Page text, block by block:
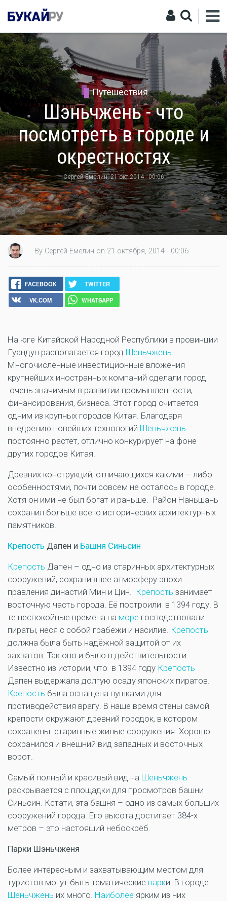
Путешествия
Шэньчжень - что
посмотреть в городе и
окрестностях
Сергей Емелин, 21 окт 2014 - 00:06
By Сергей Емелин on 21 октября, 2014 - 00:06
FACEBOOK
TWITTER
VK.COM
WHATSAPP
На юге Китайской Народной Республики в провинции
Гуандун располагается город Шеньчжень.
Многочисленные инвестиционные вложения
крупнейших иностранных компаний сделали город
очень значимым в развитии промышленности,
финансирования, бизнеса. Этот город считается
одним из крупных городов Китая. Благодаря
внедрению новейших технологий Шеньчжень
постоянно растёт, отлично конкурирует на фоне
других городов Китая.
Древних конструкций, отличающихся какими – либо
особенностями, почти совсем не осталось в городе.
Хотя он ими не был богат и раньше. Район Наньшань
сохранил больше всего исторических архитектурных
памятников.
Крепость Дапен и Башня Синьсин
Крепость Дапен – одно из старинных архитектурных
сооружений, сохранившее атмосферу эпохи
правления династий Мин и Цин. Крепость занимает
восточную часть города. Её построили в 1394 году. В
те неспокойные времена на море господствовали
пираты, неся с собой грабежи и насилие. Крепость
должна была быть надёжной защитой от их
захватов. Так оно и было в действительности.
Известно из истории, что в 1394 году Крепость
Дапен выдержала долгую осаду японских пиратов.
Крепость была оснащена пушками для
противодействия врагу. В наше время стены самой
крепости окружают древний городок, в котором
сохранены старинные жилые сооружения. Хорошо
сохранился и внешний вид западных и восточных
ворот.
Самый полный и красивый вид на Шеньчжень
раскрывается с площадки для просмотров башни
Синьсин. Кстати, эта башня – одно из самых больших
сооружений города. Его высота достигает 384-х
метров – это настоящий небоскрёб.
Парки Шэньчженя
Более интересным и захватывающим местом для
туристов могут быть тематические парки. В городе
Шеньчжень их много. Наиболее ярким из них